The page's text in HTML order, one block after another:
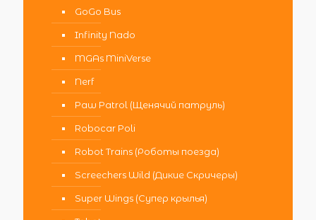
GoGo Bus
Infinity Nado
MGAs MiniVerse
Nerf
Paw Patrol (Щенячий патруль)
Robocar Poli
Robot Trains (Роботы поезда)
Screechers Wild (Дикие Скричеры)
Super Wings (Супер крылья)